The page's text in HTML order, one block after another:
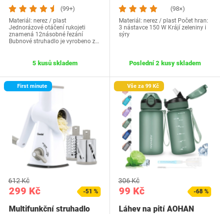
(99+)
Materiál: nerez / plast
Jednorázové otáčení rukojeti
znamená 12násobné řezání
Bubnové struhadlo je vyrobeno z…
5 kusů skladem
(98×)
Materiál: nerez / plast Počet hran:
3 nástavce 150 W Krájí zeleniny i
sýry
Poslední 2 kusy skladem
First minute
299 Kč
612 Kč
-51 %
Multifunkční struhadlo
Vše za 99 Kč
99 Kč
306 Kč
-68 %
Láhev na pití AOHAN